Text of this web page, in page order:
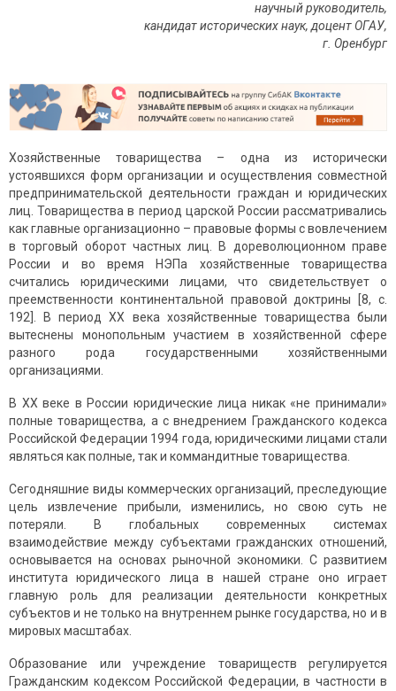
научный руководитель,
кандидат исторических наук, доцент ОГАУ,
г. Оренбург
Хозяйственные товарищества – одна из исторически
устоявшихся форм организации и осуществления совместной
предпринимательской деятельности граждан и юридических
лиц. Товарищества в период царской России рассматривались
как главные организационно – правовые формы с вовлечением
в торговый оборот частных лиц. В дореволюционном праве
России и во время НЭПа хозяйственные товарищества
считались юридическими лицами, что свидетельствует о
преемственности континентальной правовой доктрины [8, с.
192]. В период XX века хозяйственные товарищества были
вытеснены монопольным участием в хозяйственной сфере
разного рода государственными хозяйственными
организациями.
В XX веке в России юридические лица никак «не принимали»
полные товарищества, а с внедрением Гражданского кодекса
Российской Федерации 1994 года, юридическими лицами стали
являться как полные, так и коммандитные товарищества.
Сегодняшние виды коммерческих организаций, преследующие
цель извлечение прибыли, изменились, но свою суть не
потеряли. В глобальных современных системах
взаимодействие между субъектами гражданских отношений,
основывается на основах рыночной экономики. С развитием
института юридического лица в нашей стране оно играет
главную роль для реализации деятельности конкретных
субъектов и не только на внутреннем рынке государства, но и в
мировых масштабах.
Образование или учреждение товариществ регулируется
Гражданским кодексом Российской Федерации, в частности в